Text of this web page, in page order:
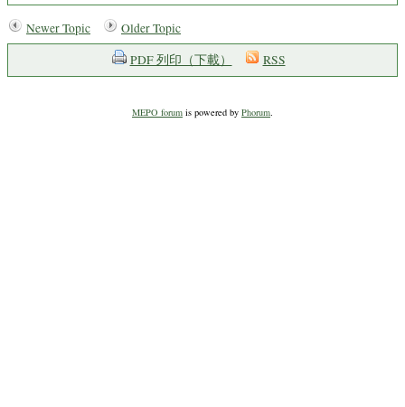
Newer Topic
Older Topic
PDF 列印（下載）
RSS
MEPO forum is powered by Phorum.